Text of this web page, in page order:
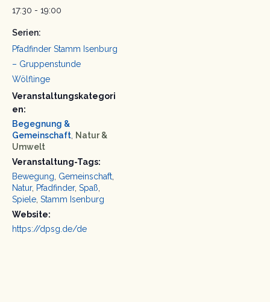
17:30 - 19:00
Serien:
Pfadfinder Stamm Isenburg
– Gruppenstunde
Wölflinge
Veranstaltungskategori
en:
Begegnung &
Gemeinschaft Natur &
Umwelt
Veranstaltung-Tags:
Bewegung Gemeinschaft
Natur, Pfadfinder, Spaß
Spiele Stamm Isenburg
Website:
https://dpsg.de/de